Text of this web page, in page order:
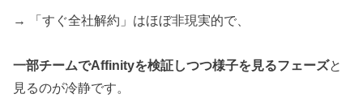
→ 「すぐ全社解約」はほぼ非現実的で、
一部チームでAffinityを検証しつつ様子を見るフェーズと
見るのが冷静です。